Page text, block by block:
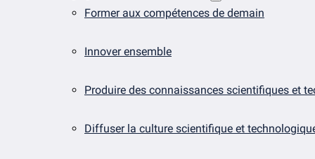
Former aux compétences de demain
Innover ensemble
Produire des connaissances scientifiques et
Diffuser la culture scientifique et